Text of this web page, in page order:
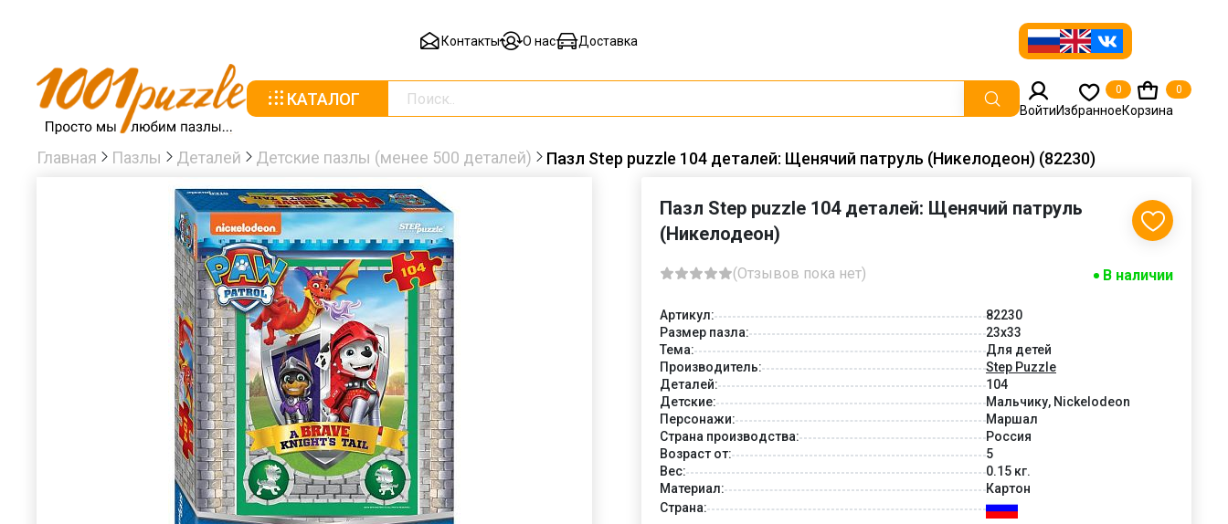
Контакты О нас Доставка
КАТАЛОГ
ВойтиИзбранное
0
Корзина
0
Главная Пазлы Деталей Детские пазлы (менее 500 деталей) Пазл Step puzzle 104 деталей: Щенячий патруль (Никелодеон) (82230)
Пазл Step puzzle 104 деталей: Щенячий патруль
(Никелодеон)
(Отзывов пока нет) В наличии
Артикул:
82230
Размер пазла:
23x33
Тема:
Для детей
Производитель:
Step Puzzle
Деталей:
104
Детские:
Мальчику, Nickelodeon
Персонажи:
Маршал
Страна производства:
Россия
Возраст от:
5
Вес:
0.15 кг.
Материал:
Картон
Страна: